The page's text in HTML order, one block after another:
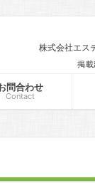
株式会社エス
掲載
問合わせ
Contact